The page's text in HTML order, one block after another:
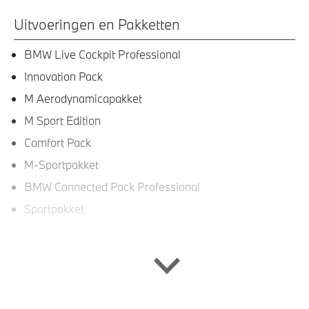
Uitvoeringen en Pakketten
BMW Live Cockpit Professional
Innovation Pack
M Aerodynamicapakket
M Sport Edition
Comfort Pack
M-Sportpakket
BMW Connected Pack Professional
Sportpakket